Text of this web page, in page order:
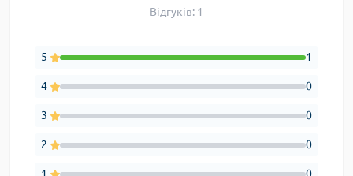
Відгуків: 1
5 1
4 0
3 0
2 0